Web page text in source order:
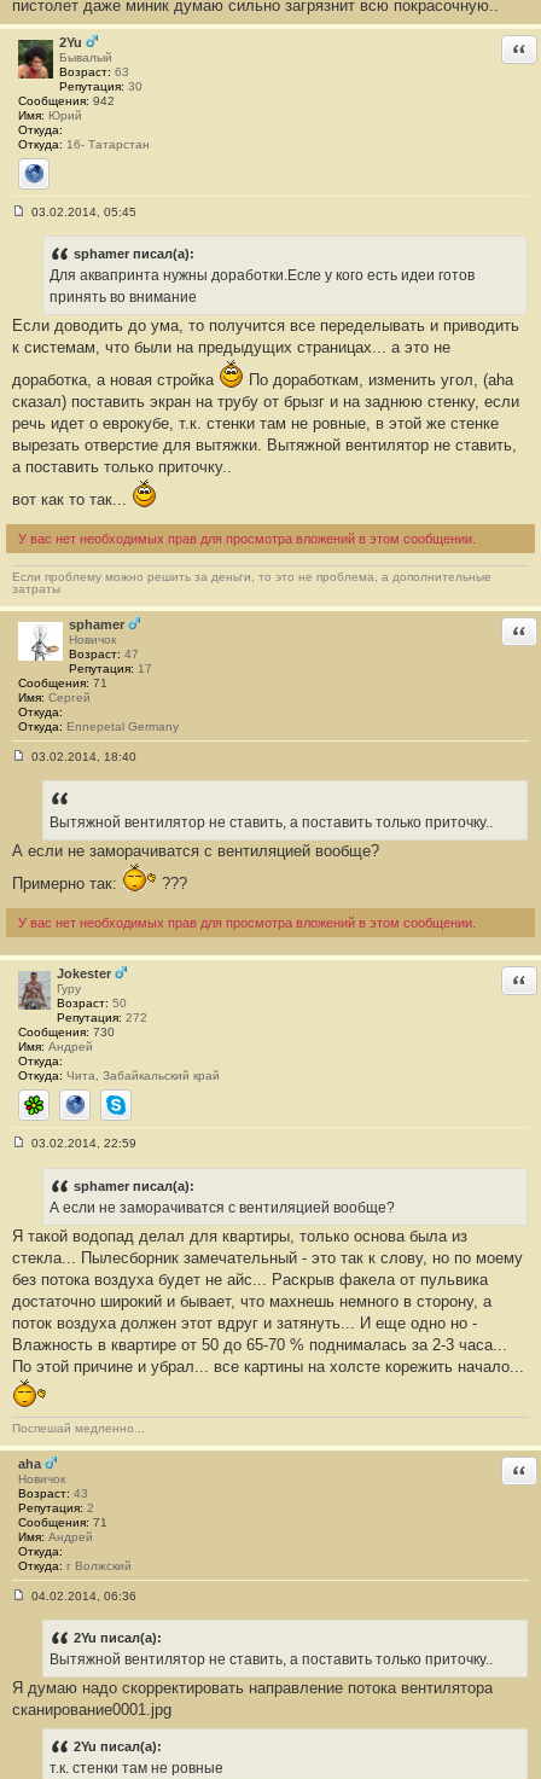
пистолет даже миник думаю сильно загрязнит всю покрасочную..
2Yu
Бывалый
Возраст: 63
Репутация: 30
Сообщения: 942
Имя: Юрий
Откуда:
Откуда: 16- Татарстан
Сайт
и
#
8
03.02.2014, 05:45
sphamer писал(а):
Для аквапринта нужны доработки.Есле у кого есть идеи готов
принять во внимание
Если доводить до ума, то получится все переделывать и приводить
к системам, что были на предыдущих страницах... а это не
доработка, а новая стройка
По доработкам, изменить угол, (aha
сказал) поставить экран на трубу от брызг и на заднюю стенку, если
речь идет о еврокубе, т.к. стенки там не ровные, в этой же стенке
вырезать отверстие для вытяжки. Вытяжной вентилятор не ставить,
а поставить только приточку..
вот как то так...
У вас нет необходимых прав для просмотра вложений в этом сообщении.
Если проблему можно решить за деньги, то это не проблема, а дополнительные
затраты
sphamer
Новичок
Возраст: 47
Репутация: 17
Сообщения: 71
Имя: Сергей
Откуда:
Откуда: Ennepetal Germany
н
е
6
9
03.02.2014, 18:40
Вытяжной вентилятор не ставить, а поставить только приточку..
А если не заморачиватся с вентиляцией вообще?
Примерно так:
???
У вас нет необходимых прав для просмотра вложений в этом сообщении.
Jokester
Гуру
Возраст: 50
Репутация: 272
Сообщения: 730
Имя: Андрей
Откуда:
Откуда: Чита, Забайкальский край
ICQ СайтSkype
н
и
#
7
03.02.2014, 22:59
sphamer писал(а):
А если не заморачиватся с вентиляцией вообще?
Я такой водопад делал для квартиры, только основа была из
стекла... Пылесборник замечательный - это так к слову, но по моему
без потока воздуха будет не айс... Раскрыв факела от пульвика
достаточно широкий и бывает, что махнешь немного в сторону, а
поток воздуха должен этот вдруг и затянуть... И еще одно но -
Влажность в квартире от 50 до 65-70 % поднималась за 2-3 часа...
По этой причине и убрал... все картины на холсте корежить начало...
Поспешай медленно...
aha
Новичок
Возраст: 43
Репутация: 2
Сообщения: 71
Имя: Андрей
Откуда:
Откуда: г Волжский
н
и
04.02.2014, 06:36
2Yu писал(а):
Вытяжной вентилятор не ставить, а поставить только приточку..
Я думаю надо скорректировать направление потока вентилятора
сканирование0001.jpg
2Yu писал(а):
т.к. стенки там не ровные